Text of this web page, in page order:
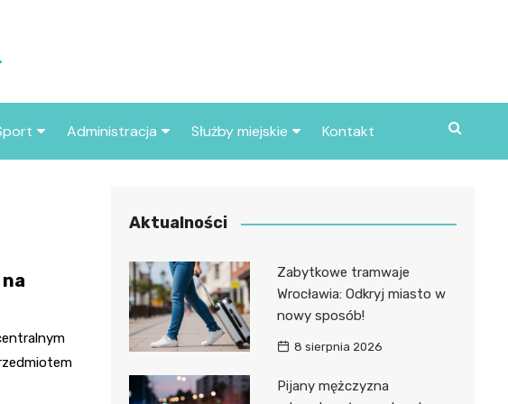
Administracja
Urząd miasta
Służby miejskie
Policja
Kontakt
Aktualności
Zabytkowe tramwaje
Wrocławia: Odkryj miasto w
nowy sposób!
8 sierpnia 2026
Pijany mężczyzna